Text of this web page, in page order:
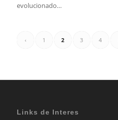
evolucionado…
‹ 1 2 3 4
Links de Interes